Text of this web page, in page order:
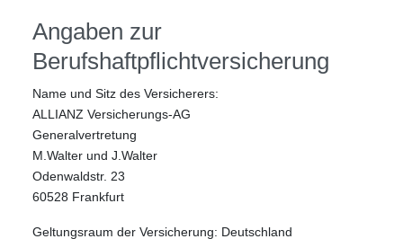
Angaben zur
Berufshaftpflichtversicherung
Name und Sitz des Versicherers:
ALLIANZ Versicherungs-AG
Generalvertretung
M.Walter und J.Walter
Odenwaldstr. 23
60528 Frankfurt
Geltungsraum der Versicherung: Deutschland